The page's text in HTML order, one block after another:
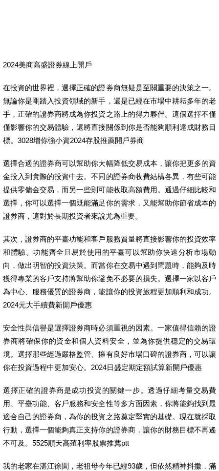
2024美商高盛證券線上開戶
在投資的世界裡，選擇正確的證券商無疑是至關重要的決策之一。
無論你是剛踏入投資領域的新手，還是已經在市場中耕耘多年的老
手，正確的證券商將成為你投資之路上的得力夥伴。這個選擇不僅
僅影響你的交易體驗，還將直接關係到你是否能夠順利達成財務目
標。3028增你強小資2024存股推薦開戶券商
選擇合適的證券商可以幫助你大幅降低交易成本，讓你把更多的資
金投入到實際的投資中去。不同的證券商收費結構各異，有些可能
提供零傭金交易，而另一些則可能收取高額費用。通過仔細比較和
選擇，你可以選擇一個既能滿足你的需求，又能幫助你節省成本的
證券商，這對於長期投資者來說尤為重要。
其次，證券商的平臺功能和客戶服務質量將直接影響你的投資效率
和體驗。功能齊全且易於使用的平臺可以幫助你快速分析市場動
向，做出明智的投資決策。而當你在交易中遇到問題時，能夠及時
獲得專業的客戶支持將幫助你避免不必要的損失。選擇一家以客戶
為中心、服務優質的證券商，能讓你的投資旅程更加順利和成功。
2024元大手續費新開戶優惠
安全性與信譽是選擇證券商時必須重視的因素。一家值得信賴的證
券商將確保你的資金和個人資料安全，並為你提供穩定的交易環
境。選擇那些經過嚴格監管、擁有良好市場口碑的證券商，可以讓
你在投資過程中更加安心。2024日盛定期定額試算新開戶優惠
選擇正確的證券商是成功投資的關鍵一步。透過仔細考量交易費
用、平臺功能、客戶服務和安全性等多方面因素，你將能夠找到最
適合自己的證券商，為你的投資之路奠定堅實的基礎。現在就採取
行動，選擇一個能夠真正支持你的證券商，讓你的財務目標不再遙
不可及。5525順天高殖利率股票推薦ptt
我的老家在湛江徐聞，老祖母今年已經93歲，但依然精神抖擻，滿